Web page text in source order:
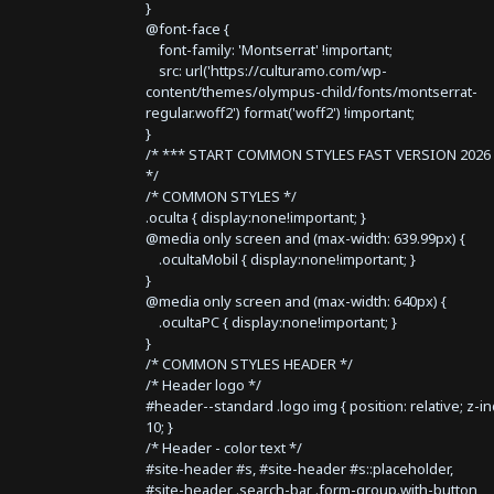
}
@font-face {
font-family: 'Montserrat' !important;
src: url('https://culturamo.com/wp-
content/themes/olympus-child/fonts/montserrat-
regular.woff2') format('woff2') !important;
}
/* *** START COMMON STYLES FAST VERSION
*/
/* COMMON STYLES */
.oculta { display:none!important; }
@media only screen and (max-width: 639.99px) {
.ocultaMobil { display:none!important; }
}
@media only screen and (max-width: 640px) {
.ocultaPC { display:none!important; }
}
/* COMMON STYLES HEADER */
/* Header logo */
#header--standard .logo img { position: relative; z-
10; }
/* Header - color text */
#site-header #s, #site-header #s::placeholder,
#site-header .search-bar .form-group.with-button